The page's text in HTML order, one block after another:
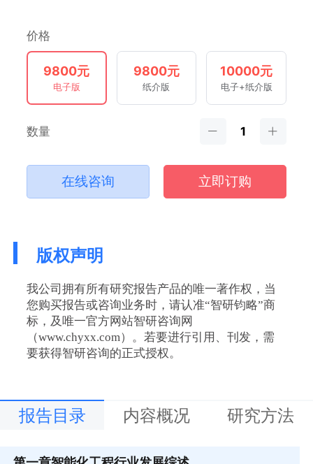
价格
9800元
电子版
9800元
纸介版
10000元
电子+纸介版
数量
在线咨询 立即订购
版权声明
我公司拥有所有研究报告产品的唯一著作权，当
您购买报告或咨询业务时，请认准“智研钧略”商
标，及唯一官方网站智研咨询网
（www.chyxx.com）。若要进行引用、刊发，需
要获得智研咨询的正式授权。
报告目录 内容概况 研究方法